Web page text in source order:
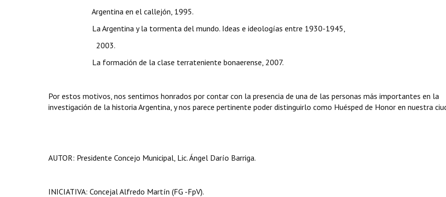
­ Argentina en el callejón, 1995.
­ La Argentina y la tormenta del mundo. Ideas e ideologías entre 1930-1945,
2003.
­ La formación de la clase terrateniente bonaerense, 2007.
Por estos motivos, nos sentimos honrados por contar con la presencia de una de las personas más importantes en la
investigación de la historia Argentina, y nos parece pertinente poder distinguirlo como Huésped de Honor en nuestra
AUTOR: Presidente Concejo Municipal, Lic. Ángel Darío Barriga.
INICIATIVA: Concejal Alfredo Martín (FG -FpV).